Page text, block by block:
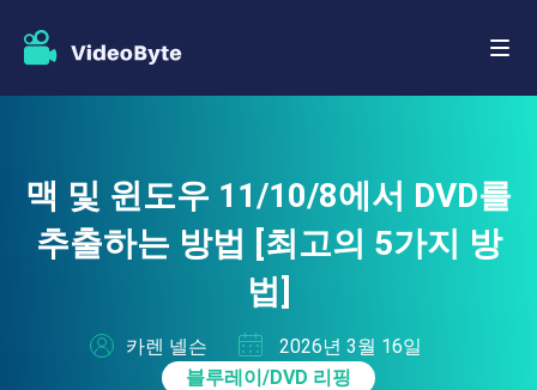
맥 및 윈도우 11/10/8에서 DVD를
추출하는 방법 [최고의 5가지 방
법]
카렌 넬슨
2026년 3월 16일
블루레이/DVD 리핑